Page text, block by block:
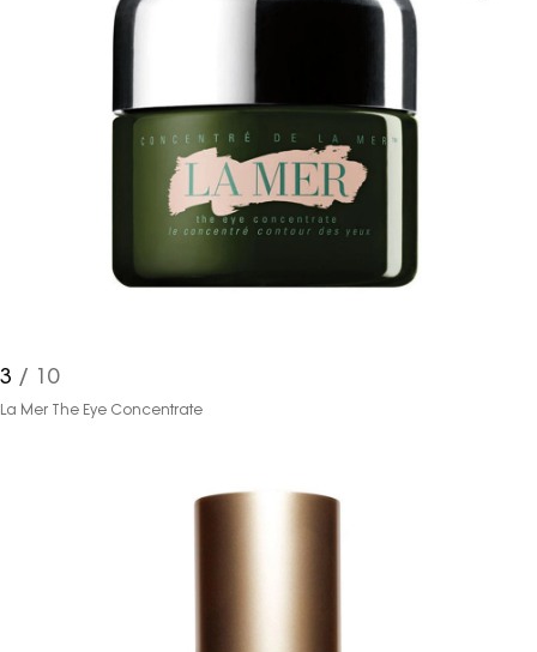
3 / 10
La Mer The Eye Concentrate